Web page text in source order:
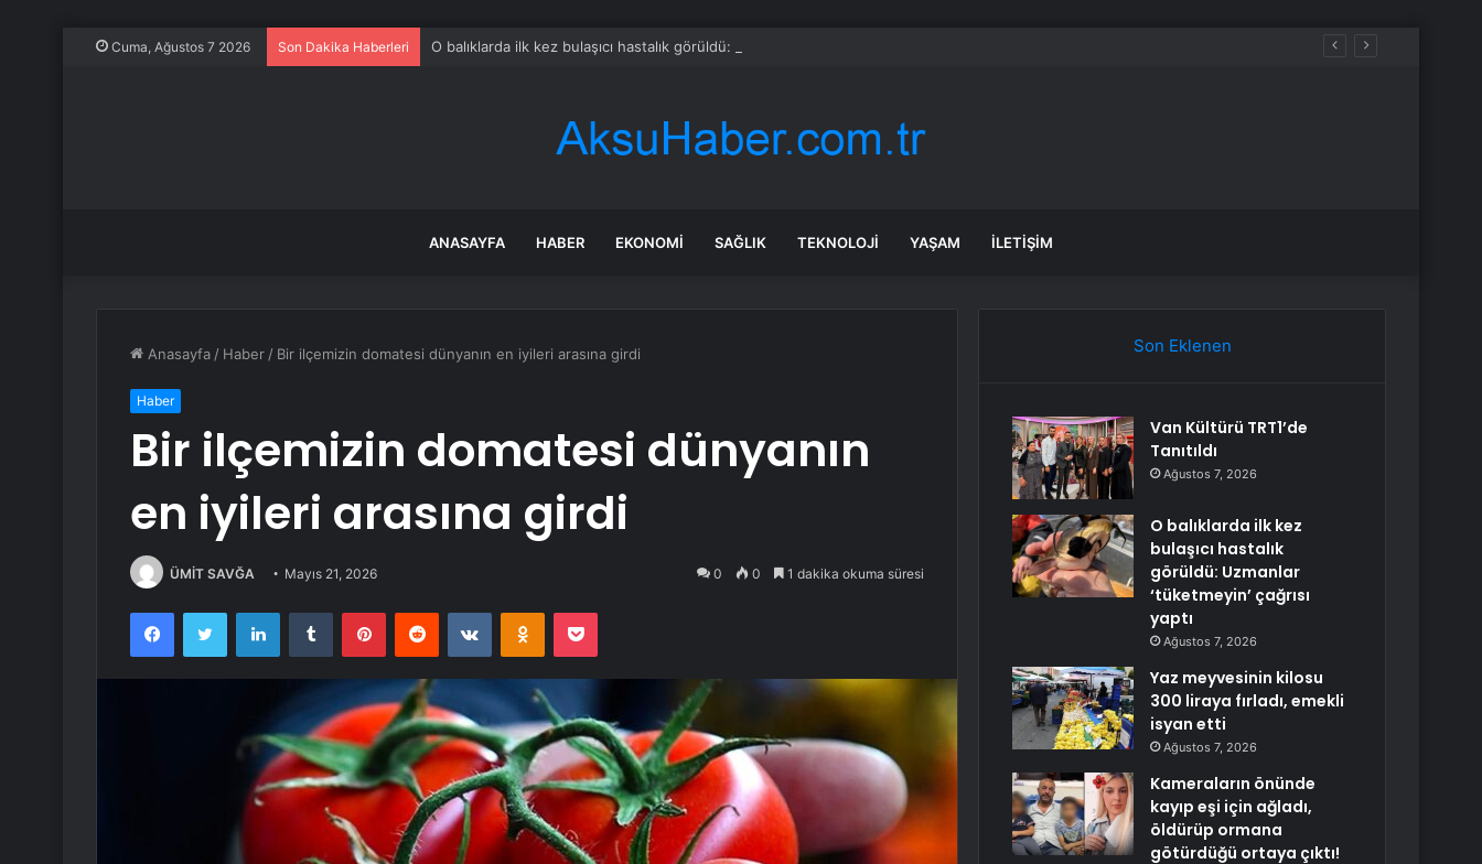
Cuma, Ağustos 7 2026 Son Dakika Haberleri O balıklarda ilk kez bulaşıcı hastalık görüldü: Uzmanlar ‘tüketmeyin’ çağrısı yaptı
ANASAYFA HABER EKONOMI SAĞLIK TEKNOLOJI YAŞAM İLETIŞIM
Anasayfa / Haber / Bir ilçemizin domatesi dünyanın en iyileri arasına girdi
Haber
Bir ilçemizin domatesi dünyanın
en iyileri arasına girdi
ÜMİT SAVĞA Mayıs 21, 2026 0 0 1 dakika okuma süresi
FacebookTwitter LinkedInTumblr PinterestReddit VKontakteOdnoklassniki
Pocket
Son Eklenen
Van Kültürü TRT1’de
Tanıtıldı
Ağustos 7, 2026
O balıklarda ilk kez
bulaşıcı hastalık
görüldü: Uzmanlar
‘tüketmeyin’ çağrısı
yaptı
Ağustos 7, 2026
Yaz meyvesinin kilosu
300 liraya fırladı, emekli
isyan etti
Ağustos 7, 2026
Kameraların önünde
kayıp eşi için ağladı,
öldürüp ormana
götürdüğü ortaya çıktı!